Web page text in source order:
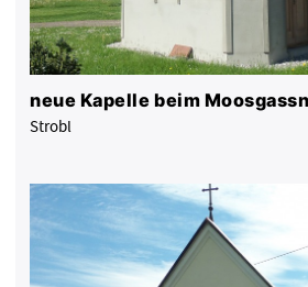
neue Kapelle beim
Strobl